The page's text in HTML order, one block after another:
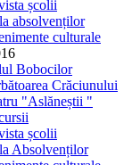
școlii
absolvenților
culturale
Bobocilor
Crăciunului
"Aslăneștii "
școlii
Absolvenților